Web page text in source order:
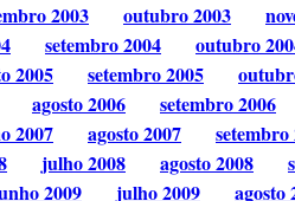
2003 outubro 2003
setembro 2004 outubro
2005 setembro 2005
agosto 2006 setembro 2006
2007 agosto 2007 setembro
julho 2008 agosto 2008
2009 julho 2009 agosto